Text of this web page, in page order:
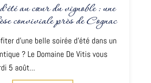
au cœur du vignoble : une
conviviale près de Cognac
d’une belle soirée d’été dans un
? Le Domaine De Vitis vous
5 août...